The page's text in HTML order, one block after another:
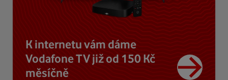
K internetu vám dáme
Vodafone TV již od 150 Kč
měsíčně